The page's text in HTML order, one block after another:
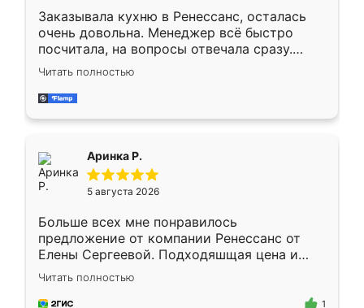
Заказывала кухню в Ренессанс, осталась
очень довольна. Менеджер всё быстро
посчитала, на вопросы отвечала сразу.
Замерщик приехал в субботу, подошёл к
делу со всей ответственностью. Собрали
за день, ребята работали аккуратно, даже
Читать полностью
Аринка Р.
5 августа 2026
Больше всех мне понравилось
предложение от компании Ренессанс от
Елены Сергеевой. Подходяшщая цена и
короткие сроки изготовления. Приехавший
для замера сотрудник Владислав
предложил по моему эскизу самый
Читать полностью
1